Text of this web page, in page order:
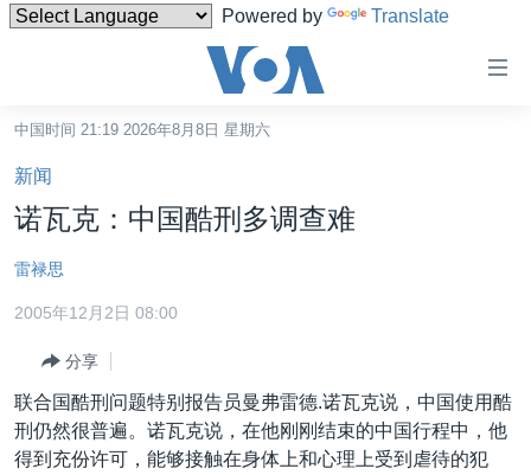
Powered by Translate
碍
链
接
转
内
转
到
导
台湾
港澳
国际
最新国际新闻
印太
分类新闻
经济·金融·贸易
美中关系
中国时间 21:19 2026年8月8日 星期六
新闻
诺瓦克：中国酷刑多调查难
雷禄思
2005年12月2日 08:00
分享
联合国酷刑问题特别报告员曼弗雷德.诺瓦克说，中国使用酷
刑仍然很普遍。诺瓦克说，在他刚刚结束的中国行程中，他
得到充份许可，能够接触在身体上和心理上受到虐待的犯